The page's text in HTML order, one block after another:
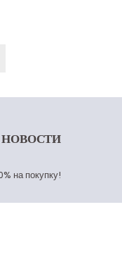
НОВОСТИ
на покупку!